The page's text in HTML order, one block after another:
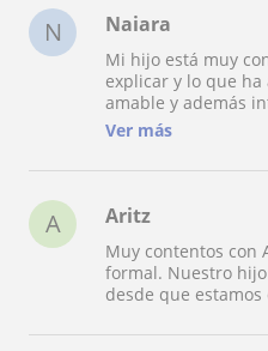
N Naiara
Mi hijo está muy
explicar y lo que
amable y además
posibles cambios
Ver más
A Aritz
Muy contentos con
formal. Nuestro
desde que estamos